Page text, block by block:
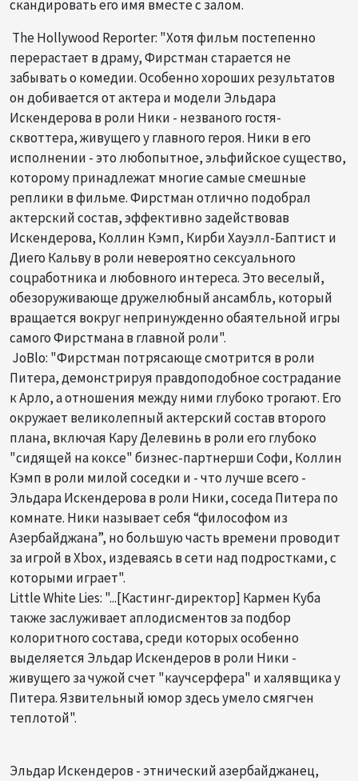
скандировать его имя вместе с залом.
​ The Hollywood Reporter: "Хотя фильм постепенно
перерастает в драму, Фирстман старается не
забывать о комедии. Особенно хороших результатов
он добивается от актера и модели Эльдара
Искендерова в роли Ники - незваного гостя-
сквоттера, живущего у главного героя. Ники в его
исполнении - это любопытное, эльфийское существо,
которому принадлежат многие самые смешные
реплики в фильме. Фирстман отлично подобрал
актерский состав, эффективно задействовав
Искендерова, Коллин Кэмп, Кирби Хауэлл-Баптист и
Диего Кальву в роли невероятно сексуального
соцработника и любовного интереса. Это веселый,
обезоруживающе дружелюбный ансамбль, который
вращается вокруг непринужденно обаятельной игры
самого Фирстмана в главной роли".
​ JoBlo: "Фирстман потрясающе смотрится в роли
Питера, демонстрируя правдоподобное сострадание
к Арло, а отношения между ними глубоко трогают. Его
окружает великолепный актерский состав второго
плана, включая Кару Делевинь в роли его глубоко
"сидящей на коксе" бизнес-партнерши Софи, Коллин
Кэмп в роли милой соседки и - что лучше всего -
Эльдара Искендерова в роли Ники, соседа Питера по
комнате. Ники называет себя “философом из
Азербайджана”, но большую часть времени проводит
за игрой в Xbox, издеваясь в сети над подростками, с
которыми играет".
​Little White Lies: "...[Кастинг-директор] Кармен Куба
также заслуживает аплодисментов за подбор
колоритного состава, среди которых особенно
выделяется Эльдар Искендеров в роли Ники -
живущего за чужой счет "каучсерфера" и халявщика у
Питера. Язвительный юмор здесь умело смягчен
теплотой".
Эльдар Искендеров - этнический азербайджанец,